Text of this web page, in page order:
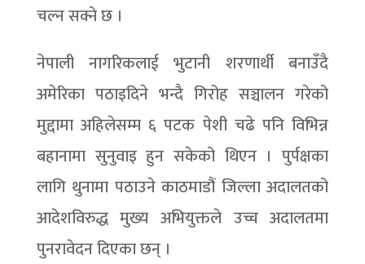
चल्न सक्ने छ ।
नेपाली नागरिकलाई भुटानी शरणार्थी बनाउँदै
अमेरिका पठाइदिने भन्दै गिरोह सञ्चालन गरेको
मुद्दामा अहिलेसम्म ६ पटक पेशी चढे पनि विभिन्न
बहानामा सुनुवाइ हुन सकेको थिएन । पुर्पक्षका
लागि थुनामा पठाउने काठमाडौं जिल्ला अदालतको
आदेशविरुद्ध मुख्य अभियुक्तले उच्च अदालतमा
पुनरावेदन दिएका छन् ।